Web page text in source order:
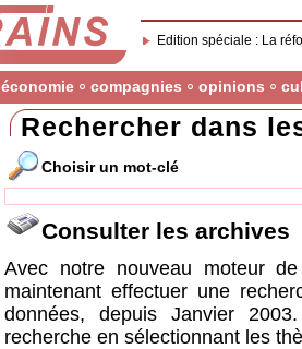
Edition spéciale : La
économie compagnies opinions
Rechercher dans
Choisir un mot-clé
Consulter les archives
Avec notre nouveau moteur
maintenant effectuer une
données, depuis Janvier
recherche en sélectionnant les